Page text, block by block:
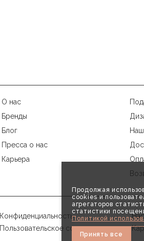
Продолжая
cookies и
агрегаторов
статистики
Политикой
Принять все
О нас
Бренды
Блог
Пресса о нас
Карьера
Конфиденциальность
Пользовательское соглашение